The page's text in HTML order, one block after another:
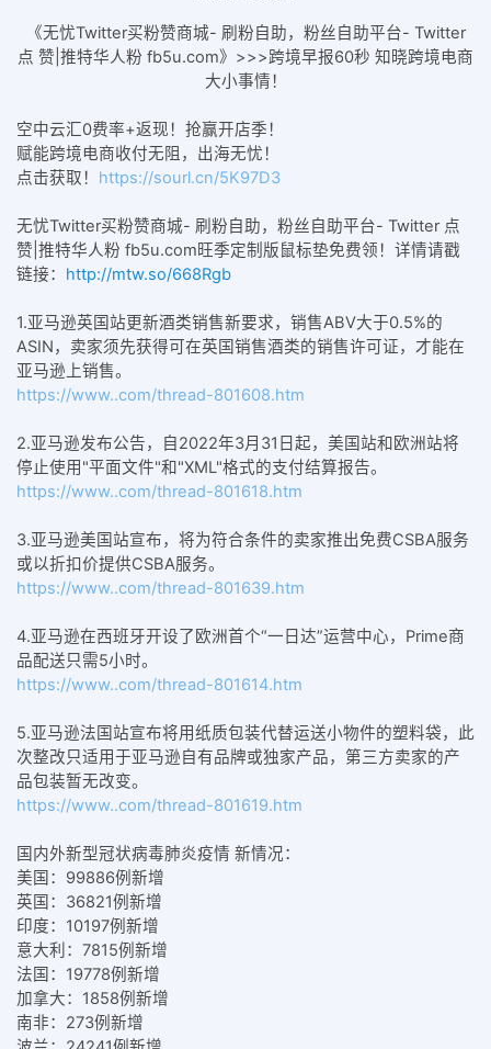
《无忧Twitter买粉赞商城- 刷粉自助，粉丝自助平台- Twitter
点 赞|推特华人粉 fb5u.com》>>>跨境早报60秒 知晓跨境电商
大小事情！
空中云汇0费率+返现！抢赢开店季！
赋能跨境电商收付无阻，出海无忧！
点击获取！ https://sourl.cn/5K97D3
无忧Twitter买粉赞商城- 刷粉自助，粉丝自助平台- Twitter 点
赞|推特华人粉 fb5u.com旺季定制版鼠标垫免费领！详情请戳
链接： http://mtw.so/668Rgb
1.亚马逊英国站更新酒类销售新要求，销售ABV大于0.5%的
ASIN，卖家须先获得可在英国销售酒类的销售许可证，才能在
亚马逊上销售。
https://www..com/thread-801608.htm
2.亚马逊发布公告，自2022年3月31日起，美国站和欧洲站将
停止使用"平面文件"和"XML"格式的支付结算报告。
https://www..com/thread-801618.htm
3.亚马逊美国站宣布，将为符合条件的卖家推出免费CSBA服务
或以折扣价提供CSBA服务。
https://www..com/thread-801639.htm
4.亚马逊在西班牙开设了欧洲首个“一日达”运营中心，Prime商
品配送只需5小时。
https://www..com/thread-801614.htm
5.亚马逊法国站宣布将用纸质包装代替运送小物件的塑料袋，此
次整改只适用于亚马逊自有品牌或独家产品，第三方卖家的产
品包装暂无改变。
https://www..com/thread-801619.htm
国内外新型冠状病毒肺炎疫情 新情况：
美国： 99886例新增
英国：36821例新增
印度： 10197例新增
意大利： 7815例新增
法国： 19778例新增
加拿大： 1858例新增
南非： 273例新增